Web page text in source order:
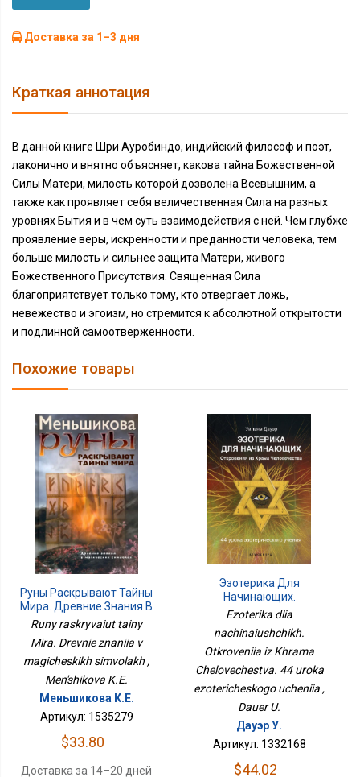
Доставка за 1–3 дня
Краткая аннотация
В данной книге Шри Ауробиндо, индийский философ и поэт,
лаконично и внятно объясняет, какова тайна Божественной
Силы Матери, милость которой дозволена Всевышним, а
также как проявляет себя величественная Сила на разных
уровнях Бытия и в чем суть взаимодействия с ней. Чем глубже
проявление веры, искренности и преданности человека, тем
больше милость и сильнее защита Матери, живого
Божественного Присутствия. Священная Сила
благоприятствует только тому, кто отвергает ложь,
невежество и эгоизм, но стремится к абсолютной открытости
и подлинной самоотверженности.
Похожие товары
Руны Раскрывают Тайны
Мира. Древние Знания В
Магических Символах
Runy raskryvaiut tainy
Mira. Drevnie znaniia v
magicheskikh simvolakh ,
Men'shikova K.E.
Меньшикова К.Е.
Артикул: 1535279
$33.80
Доставка за 14–20 дней
Эзотерика Для
Начинающих.
Откровения Из Храма
Эзотерического Учения
Ezoterika dlia
nachinaiushchikh.
Otkroveniia iz Khrama
Chelovechestva. 44 uroka
ezotericheskogo ucheniia ,
Dauer U.
Дауэр У.
Артикул: 1332168
$44.02